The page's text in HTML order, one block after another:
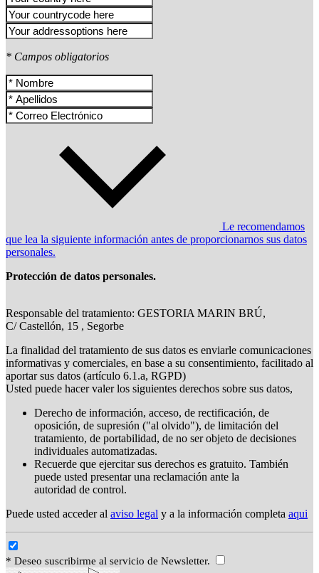
* Campos obligatorios
Le recomendamos
que lea la siguiente información antes de proporcionarnos sus datos
personales.
Protección de datos personales.
Responsable del tratamiento: GESTORIA MARIN BRÚ,
C/ Castellón, 15 , Segorbe
La finalidad del tratamiento de sus datos es enviarle comunicaciones
informativas y comerciales, en base a su consentimiento, facilitado al
aportar sus datos (artículo 6.1.a, RGPD)
Usted puede hacer valer los siguientes derechos sobre sus datos,
Derecho de información, acceso, de rectificación, de
oposición, de supresión ("al olvido"), de limitación del
tratamiento, de portabilidad, de no ser objeto de decisiones
individuales automatizadas.
Recuerde que ejercitar sus derechos es gratuito. También
puede usted presentar una reclamación ante la
autoridad de control.
Puede usted acceder al aviso legal y a la información completa aqui
* Deseo suscribirme al servicio de Newsletter.